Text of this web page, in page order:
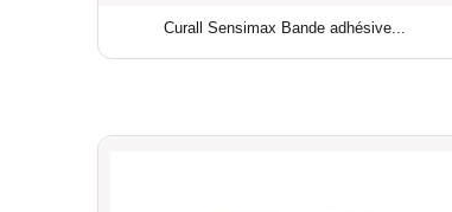
Curall Sensimax Bande adhésive...